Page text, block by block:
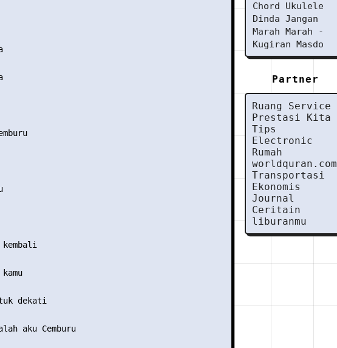
dekati
aku Cemburu
Chord Ukulele
Dinda Jangan
Marah Marah -
Kugiran Masdo
Partner
Ruang Service
Prestasi Kita
Tips
Electronic
Rumah
worldquran.com
Transportasi
Ekonomis
Journal
Ceritain
liburanmu